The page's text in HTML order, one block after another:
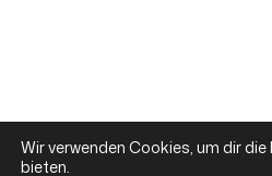
Wir verwenden Cookies, um dir
bieten.